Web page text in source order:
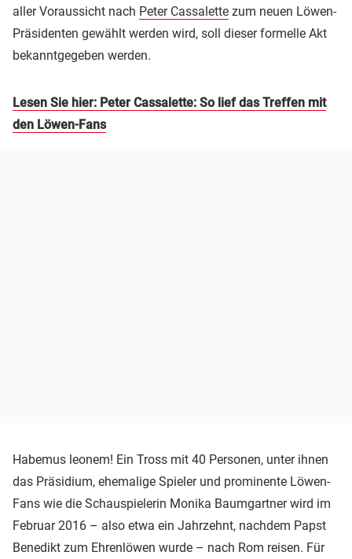
aller Voraussicht nach Peter Cassalette zum neuen Löwen-
Präsidenten gewählt werden wird, soll dieser formelle Akt
bekanntgegeben werden.
Lesen Sie hier: Peter Cassalette: So lief das Treffen mit
den Löwen-Fans
Habemus leonem! Ein Tross mit 40 Personen, unter ihnen
das Präsidium, ehemalige Spieler und prominente Löwen-
Fans wie die Schauspielerin Monika Baumgartner wird im
Februar 2016 – also etwa ein Jahrzehnt, nachdem Papst
Benedikt zum Ehrenlöwen wurde – nach Rom reisen. Für